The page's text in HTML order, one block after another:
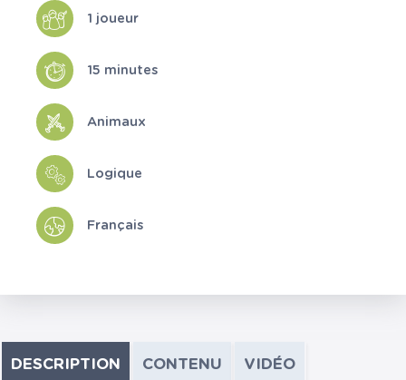
1 joueur
15 minutes
Animaux
Logique
Français
DESCRIPTION CONTENU VIDÉO